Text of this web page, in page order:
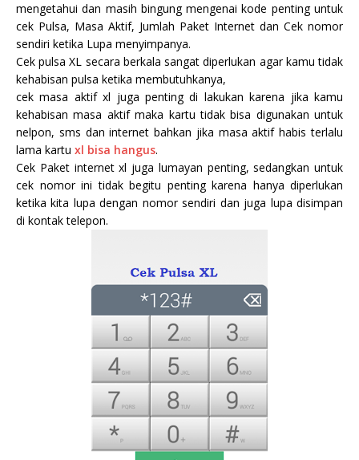
mengetahui dan masih bingung mengenai kode penting untuk
cek Pulsa, Masa Aktif, Jumlah Paket Internet dan Cek nomor
sendiri ketika Lupa menyimpanya.
Cek pulsa XL secara berkala sangat diperlukan agar kamu tidak
kehabisan pulsa ketika membutuhkanya,
cek masa aktif xl juga penting di lakukan karena jika kamu
kehabisan masa aktif maka kartu tidak bisa digunakan untuk
nelpon, sms dan internet bahkan jika masa aktif habis terlalu
lama kartu xl bisa hangus.
Cek Paket internet xl juga lumayan penting, sedangkan untuk
cek nomor ini tidak begitu penting karena hanya diperlukan
ketika kita lupa dengan nomor sendiri dan juga lupa disimpan
di kontak telepon.